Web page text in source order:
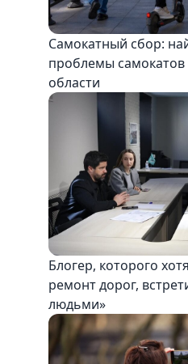
Самокатный сбор:
проблемы самокатов
области
Блогер, которого
ремонт дорог,
людьми»